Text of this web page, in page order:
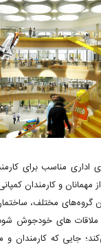
مناسب برای
از مهمانان و کارمندان
گروه‌های مختلف،
ملاقات های خودجوش
جایی که کارمندان و